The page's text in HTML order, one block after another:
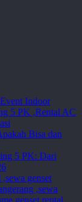
Bisa dan
5 PK: Dari